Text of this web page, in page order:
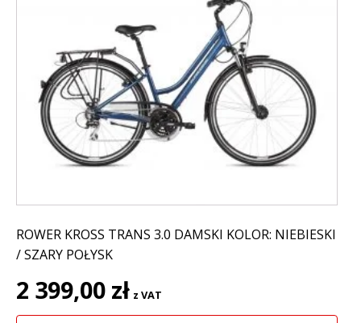
ROWER KROSS TRANS 3.0 DAMSKI KOLOR: NIEBIESKI
/ SZARY POŁYSK
2 399,00 zł z VAT
wariantów.
Opcje
można
wybrać
stronie